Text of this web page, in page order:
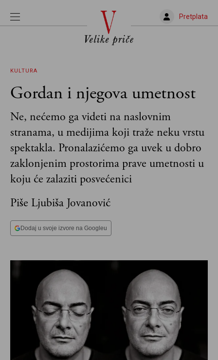
Pretplata
KULTURA
Gordan i njegova umetnost
Ne, nećemo ga videti na naslovnim
stranama, u medijima koji traže neku vrstu
spektakla. Pronalazićemo ga uvek u dobro
zaklonjenim prostorima prave umetnosti u
koju će zalaziti posvećenici
Piše Ljubiša Jovanović
Dodaj u svoje izvore na Googleu